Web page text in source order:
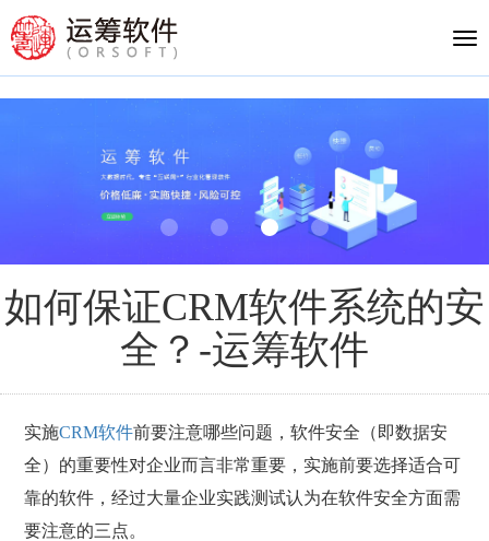
如何保证CRM软件系统的安
全？-运筹软件
实施CRM软件前要注意哪些问题，软件安全（即数据安
全）的重要性对企业而言非常重要，实施前要选择适合可
靠的软件，经过大量企业实践测试认为在软件安全方面需
要注意的三点。